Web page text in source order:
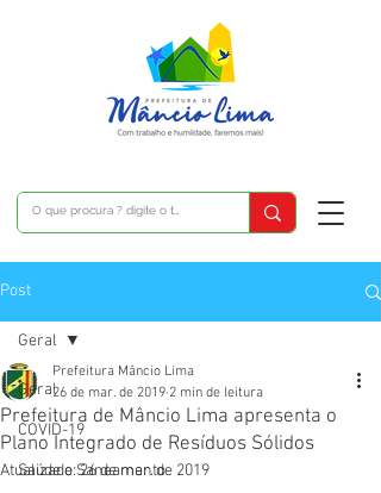
Post
Geral
COVID-19
Saúde e Saneamento
Geral
Prefeitura de Mâncio Lima apresenta o
Plano Integrado de Resíduos Sólidos
Prefeitura Mâncio Lima
26 de mar. de 2019 2 min de leitura
Atualizado:26 de mar. de 2019